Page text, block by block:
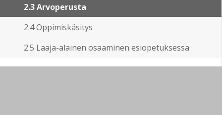
2.3 Arvoperusta
2.4 Oppimiskäsitys
2.5 Laaja-alainen osaaminen esiopetuksessa